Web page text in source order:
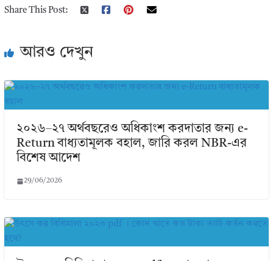
Share This Post:
আরও দেখুন
২০২৬–২৭ অর্থবছরেও অধিকাংশ করদাতার জন্য e-
Return বাধ্যতামূলক বহাল, জারি করল NBR-এর
বিশেষ আদেশ
29/06/2026